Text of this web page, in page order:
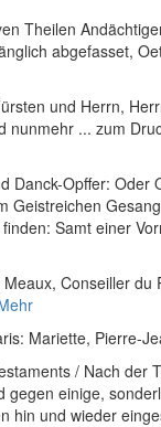
Theilen
abgefasset,
und Herrn,
... zum
Danck-Opffer: Oder
Geistreichen
Samt einer
Conseiller du
Mariette, Pierre-
/ Nach der
einige,
hin und wieder